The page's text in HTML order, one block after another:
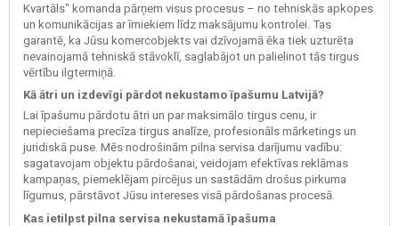
Kvartāls" komanda pārņem visus procesus – no tehniskās apkopes
un komunikācijas ar īrniekiem līdz maksājumu kontrolei. Tas
garantē, ka Jūsu komercobjekts vai dzīvojamā ēka tiek uzturēta
nevainojamā tehniskā stāvoklī, saglabājot un palielinot tās tirgus
vērtību ilgtermiņā.
Kā ātri un izdevīgi pārdot nekustamo īpašumu Latvijā?
Lai īpašumu pārdotu ātri un par maksimālo tirgus cenu, ir
nepieciešama precīza tirgus analīze, profesionāls mārketings un
juridiskā puse. Mēs nodrošinām pilna servisa darījumu vadību:
sagatavojam objektu pārdošanai, veidojam efektīvas reklāmas
kampaņas, piemeklējam pircējus un sastādām drošus pirkuma
līgumus, pārstāvot Jūsu intereses visā pārdošanas procesā.
Kas ietilpst pilna servisa nekustamā īpašuma